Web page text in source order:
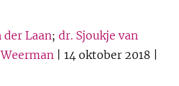
der Laan; dr. Sjoukje van
| 14 oktober 2018 |